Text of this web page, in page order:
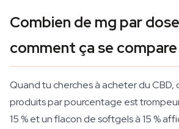
Combien de mg par
comment ça se compare
Quand tu cherches à acheter du CBD,
produits par pourcentage est
15 % et un flacon de softgels à 15 %